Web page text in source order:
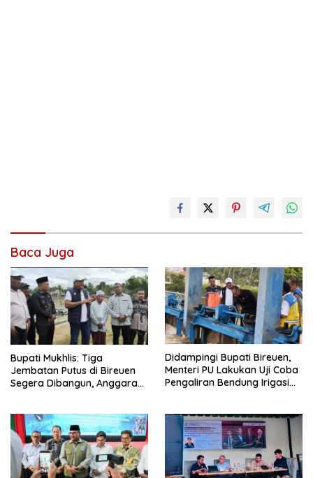
Baca Juga
Bupati Mukhlis: Tiga
Jembatan Putus di Bireuen
Segera Dibangun, Anggaran
Didampingi Bupati Bireuen,
Menteri PU Lakukan Uji Coba
Pengaliran Bendung Irigasi